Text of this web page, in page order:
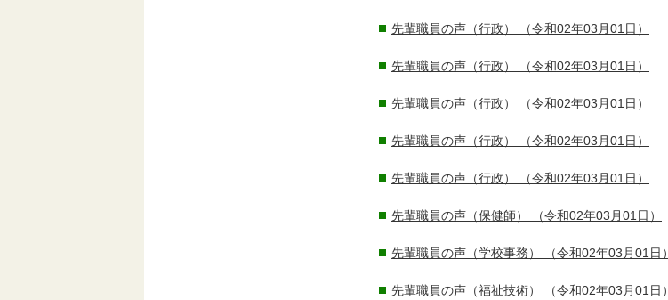
先輩職員の声（行政） （令和02年03月01日）
先輩職員の声（行政） （令和02年03月01日）
先輩職員の声（行政） （令和02年03月01日）
先輩職員の声（行政） （令和02年03月01日）
先輩職員の声（行政） （令和02年03月01日）
先輩職員の声（保健師） （令和02年03月01日）
先輩職員の声（学校事務） （令和02年03月01日）
先輩職員の声（福祉技術） （令和02年03月01日）